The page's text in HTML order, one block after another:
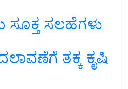
ಸೂಕ್ತ ಸಲಹೆಗಳು
ತಕ್ಕ ಕೃಷಿ